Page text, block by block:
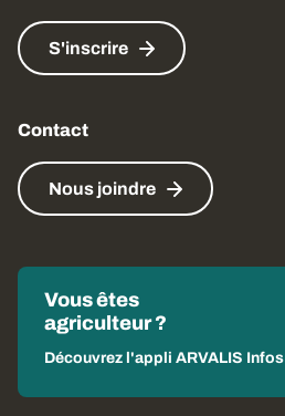
S'inscrire
Contact
Nous joindre
Vous êtes
agriculteur ?
Découvrez l'appli ARVALIS Infos